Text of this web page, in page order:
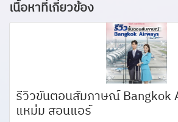
เนื้อหาที่เกี่ยวข้อง
รีวิวขั้นตอนสัมภาษณ์ Bangkok
แหม่ม สอนแอร์